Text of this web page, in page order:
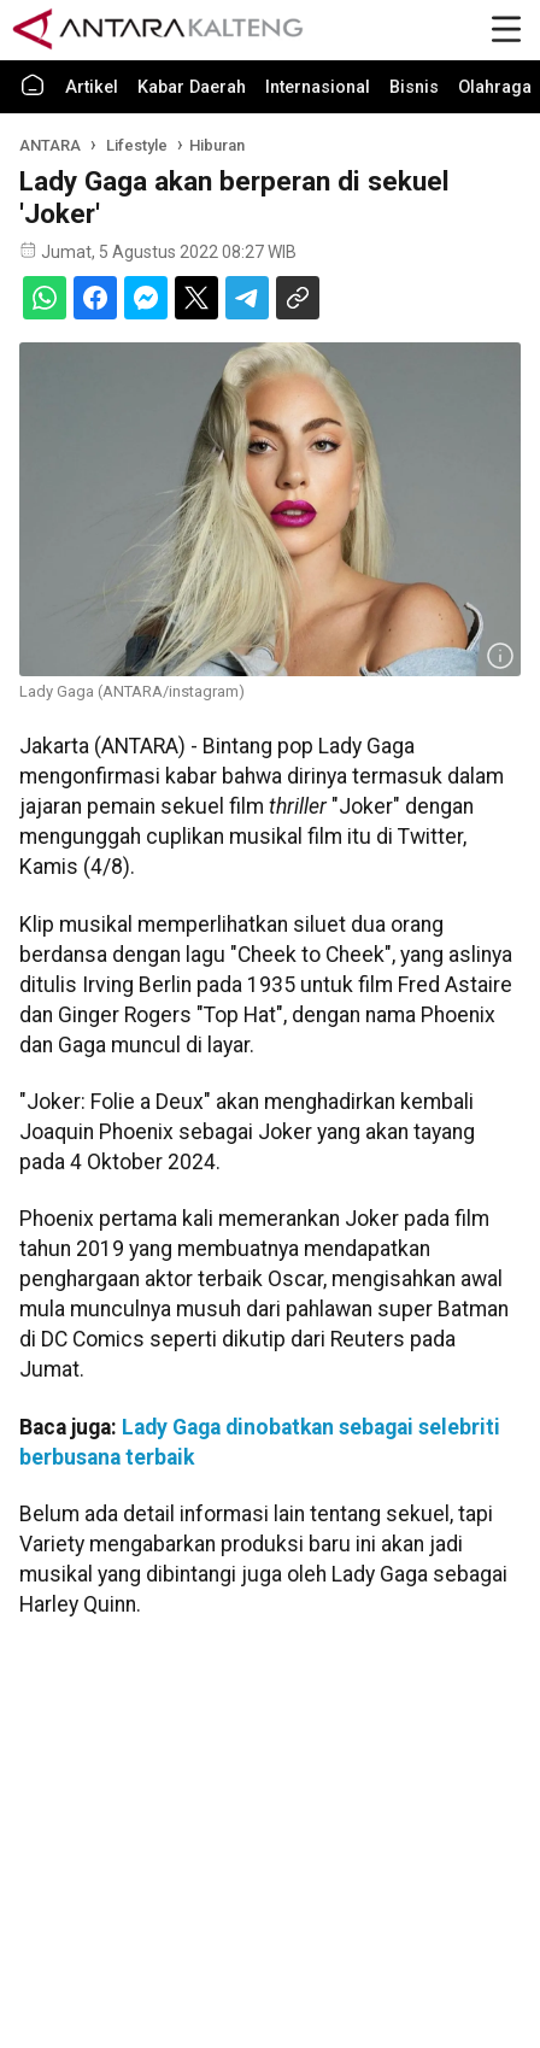
Artikel Kabar Daerah Internasional Bisnis Olahraga
ANTARA Lifestyle Hiburan
Lady Gaga akan berperan di sekuel
'Joker'
Jumat, 5 Agustus 2022 08:27 WIB
Lady Gaga (ANTARA/instagram)
Jakarta (ANTARA) - Bintang pop Lady Gaga
mengonfirmasi kabar bahwa dirinya termasuk dalam
jajaran pemain sekuel film thriller"Joker" dengan
mengunggah cuplikan musikal film itu di Twitter,
Kamis (4/8).
Klip musikal memperlihatkan siluet dua orang
berdansa dengan lagu "Cheek to Cheek", yang aslinya
ditulis Irving Berlin pada 1935 untuk film Fred Astaire
dan Ginger Rogers "Top Hat", dengan nama Phoenix
dan Gaga muncul di layar.
"Joker: Folie a Deux" akan menghadirkan kembali
Joaquin Phoenix sebagai Joker yang akan tayang
pada 4 Oktober 2024.
Phoenix pertama kali memerankan Joker pada film
tahun 2019 yang membuatnya mendapatkan
penghargaan aktor terbaik Oscar, mengisahkan awal
mula munculnya musuh dari pahlawan super Batman
di DC Comics seperti dikutip dari Reuters pada
Jumat.
Baca juga: Lady Gaga dinobatkan sebagai selebriti
berbusana terbaik
Belum ada detail informasi lain tentang sekuel, tapi
Variety mengabarkan produksi baru ini akan jadi
musikal yang dibintangi juga oleh Lady Gaga sebagai
Harley Quinn.